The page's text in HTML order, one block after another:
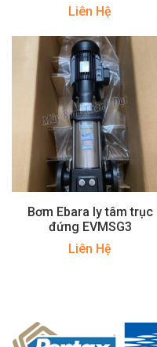
Liên Hệ
Bơm Ebara ly tâm trục
đứng EVMSG3
Liên Hệ